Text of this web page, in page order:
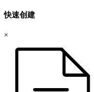
快速创建
×